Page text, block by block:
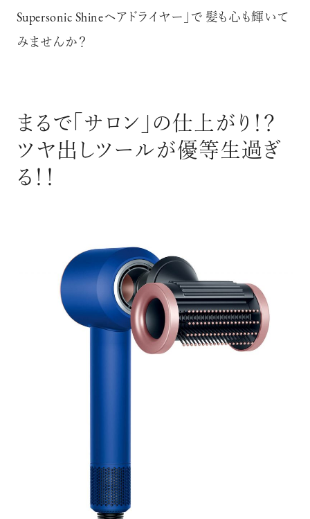
Supersonic Shineヘアドライヤー」で 髪も心も輝いて
みませんか？
まるで｢サロン｣の仕上がり！？
ツヤ出しツールが優等生過ぎ
る！！